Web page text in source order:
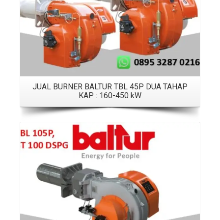
JUAL BURNER BALTUR TBL 45P DUA TAHAP
KAP : 160-450 kW
Details